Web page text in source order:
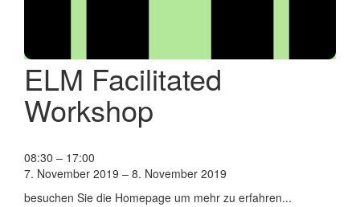
ELM Facilitated
Workshop
ELM
Facilitated
08:30 – 17:00
7. November 2019 – 8. November 2019
besuchen Sie die Homepage um mehr zu erfahren...